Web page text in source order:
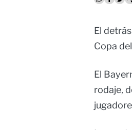
El
Copa
El
rodaje,